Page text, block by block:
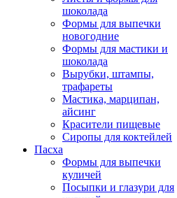
шоколада
Формы для выпечки
новогодние
Формы для мастики и
шоколада
Вырубки, штампы,
трафареты
Мастика, марципан,
айсинг
Красители пищевые
Сиропы для коктейлей
Пасха
Формы для выпечки
куличей
Посыпки и глазури для